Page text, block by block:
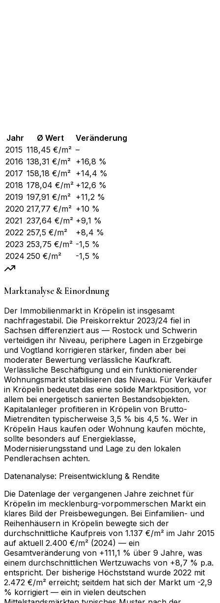
Jahr Ø Wert
Veränderung
2015 118,45 €/m² –
2016 138,31 €/m² +16,8 %
2017 158,18 €/m² +14,4 %
2018 178,04 €/m² +12,6 %
2019 197,91 €/m² +11,2 %
2020 217,77 €/m² +10 %
2021 237,64 €/m² +9,1 %
2022 257,5 €/m²
+8,4 %
2023 253,75 €/m² -1,5 %
2024 250 €/m² -1,5 %
Marktanalyse & Einordnung
Der Immobilienmarkt in Kröpelin ist insgesamt
nachfragestabil. Die Preiskorrektur 2023/24 fiel in
Sachsen differenziert aus — Rostock und Schwerin
verteidigen ihr Niveau, periphere Lagen in Erzgebirge
und Vogtland korrigieren stärker, finden aber bei
moderater Bewertung verlässliche Kaufkraft.
Verlässliche Beschäftigung und ein funktionierender
Wohnungsmarkt stabilisieren das Niveau. Für Verkäufer
in Kröpelin bedeutet das eine solide Marktposition, vor
allem bei energetisch sanierten Bestandsobjekten.
Kapitalanleger profitieren in Kröpelin von Brutto-
Mietrenditen typischerweise 3,5 % bis 4,5 %. Wer in
Kröpelin Haus kaufen oder Wohnung kaufen möchte,
sollte besonders auf Energieklasse,
Modernisierungsstand und Lage zu den lokalen
Pendlerachsen achten.
Datenanalyse: Preisentwicklung & Rendite
Die Datenlage der vergangenen Jahre zeichnet für
Kröpelin im mecklenburg-vorpommerschen Markt ein
klares Bild der Preisbewegungen. Bei Einfamilien- und
Reihenhäusern in Kröpelin bewegte sich der
durchschnittliche Kaufpreis von 1.137 €/m² im Jahr 2015
auf aktuell 2.400 €/m² (2024) — ein
Gesamtveränderung von +111,1 % über 9 Jahre, was
einem durchschnittlichen Wertzuwachs von +8,7 % p.a.
entspricht. Der bisherige Höchststand wurde 2022 mit
2.472 €/m² erreicht; seitdem hat sich der Markt um -2,9
% korrigiert — ein in vielen deutschen